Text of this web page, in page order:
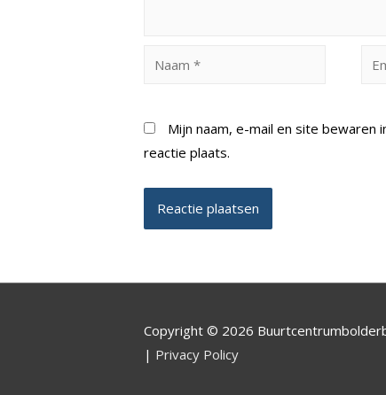
Mijn naam, e-mail en site
reactie plaats.
Copyright © 2026
| Privacy Policy